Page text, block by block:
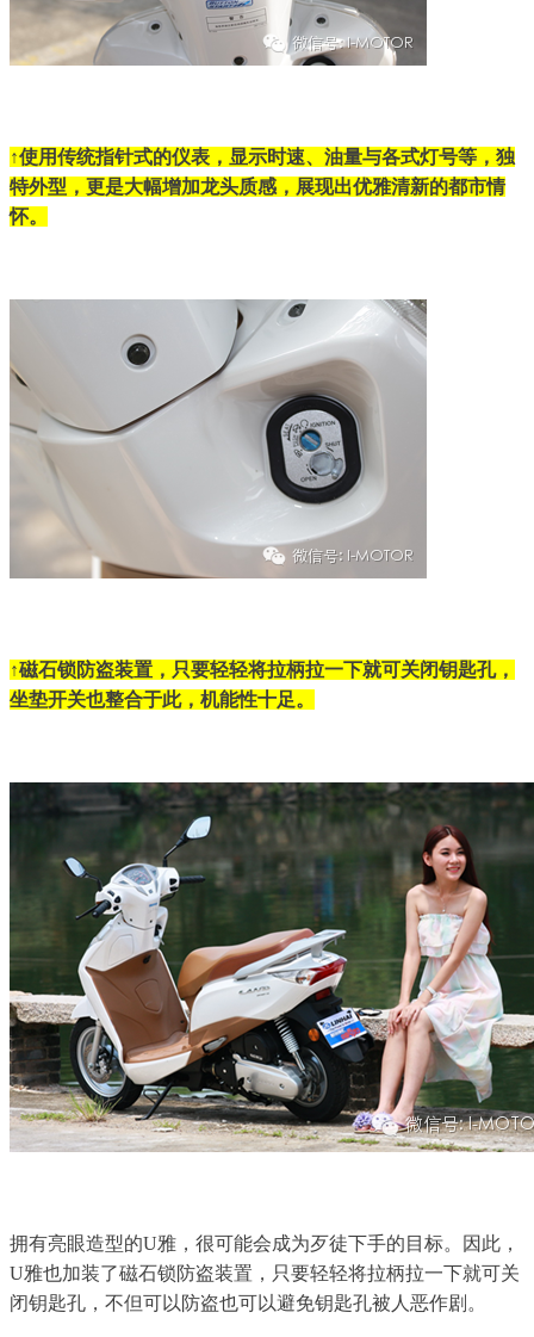
↑使用传统指针式的仪表，显示时速、油量与各式灯号等，独
特外型，更是大幅增加龙头质感，展现出优雅清新的都市情
怀。
↑磁石锁防盗装置，只要轻轻将拉柄拉一下就可关闭钥匙孔，
坐垫开关也整合于此，机能性十足。
拥有亮眼造型的U雅，很可能会成为歹徒下手的目标。因此，
U雅也加装了磁石锁防盗装置，只要轻轻将拉柄拉一下就可关
闭钥匙孔，不但可以防盗也可以避免钥匙孔被人恶作剧。